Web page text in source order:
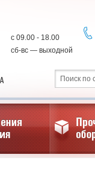
с 09.00 - 18.00
сб-вс — выходной